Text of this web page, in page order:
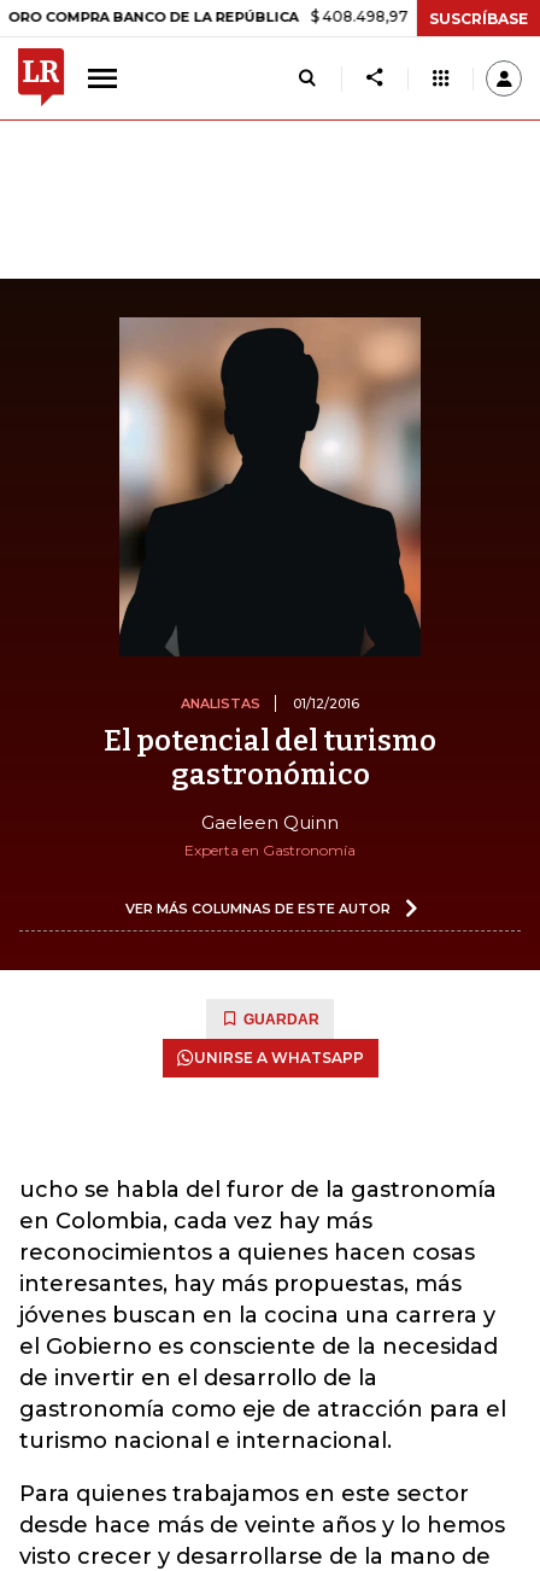
BANCO DE LA REPÚBLICA $ 408.498,97 +$ 8.753,81 +2,19%
SUSCRÍBASE
ANALISTAS 01/12/2016
El potencial del turismo
gastronómico
Gaeleen Quinn
Experta en Gastronomía
VER MÁS COLUMNAS DE ESTE AUTOR
GUARDAR
UNIRSE A WHATSAPP
ucho se habla del furor de la gastronomía
en Colombia, cada vez hay más
reconocimientos a quienes hacen cosas
interesantes, hay más propuestas, más
jóvenes buscan en la cocina una carrera y
el Gobierno es consciente de la necesidad
de invertir en el desarrollo de la
gastronomía como eje de atracción para el
turismo nacional e internacional.
Para quienes trabajamos en este sector
desde hace más de veinte años y lo hemos
visto crecer y desarrollarse de la mano de